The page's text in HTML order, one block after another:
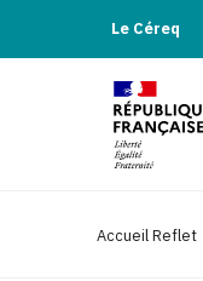
Le Céreq
Accueil Reflet